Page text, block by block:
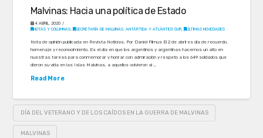
Malvinas: Hacia una política de Estado
4 ABRIL, 2020
NOTAS Y COLUMNAS, SECRETARÍA DE MALVINAS, ANTÁRTIDA Y ATLÁNTICO SUR, ÚLTIMAS NOVEDADES
Nota de opinión publicada en Revista Noticias. Por Daniel Filmus El 2 de abril es día de recuerdo,
homenaje y reconocimiento. Es el día en que los argentinos y argentinas hacemos un alto en
nuestras tareas para conmemorar y honrar con admiración y respeto a los 649 soldados que
dieron su vida en las Islas Malvinas, a aquellos volvieron al …
Read More
DÍA DEL VETERANO Y DE LOS CAÍDOS EN LA GUERRA DE MALVINAS
MALVINAS